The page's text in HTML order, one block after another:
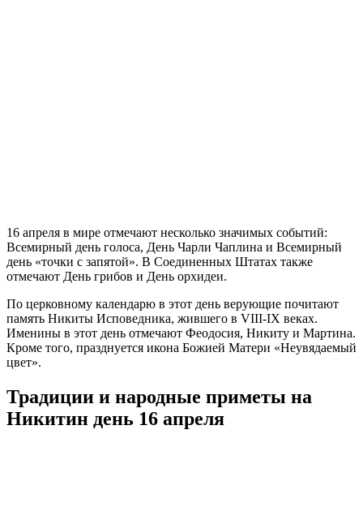
16 апреля в мире отмечают несколько значимых событий:
Всемирный день голоса, День Чарли Чаплина и Всемирный
день «точки с запятой». В Соединенных Штатах также
отмечают День грибов и День орхидеи.
По церковному календарю в этот день верующие почитают
память Никиты Исповедника, жившего в VIII-IX веках.
Именины в этот день отмечают Феодосия, Никиту и Мартина.
Кроме того, празднуется икона Божией Матери «Неувядаемый
цвет».
Традиции и народные приметы на
Никитин день 16 апреля